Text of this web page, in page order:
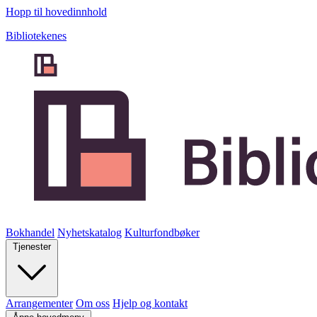
Hopp til hovedinnhold
Bibliotekenes
Bokhandel Nyhetskatalog Kulturfondbøker
Tjenester
Arrangementer Om oss Hjelp og kontakt